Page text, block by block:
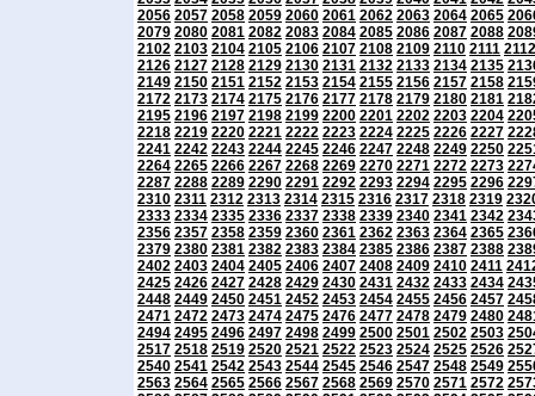
2056 2057 2058 2059 2060 2061 2062 2063 2064 2065
2079 2080 2081 2082 2083 2084 2085 2086 2087 2088
2102 2103 2104 2105 2106 2107 2108 2109 2110 2111 2112
2126 2127 2128 2129 2130 2131 2132 2133 2134 2135
2149 2150 2151 2152 2153 2154 2155 2156 2157 2158
2172 2173 2174 2175 2176 2177 2178 2179 2180 2181
2195 2196 2197 2198 2199 2200 2201 2202 2203 2204
2218 2219 2220 2221 2222 2223 2224 2225 2226 2227
2241 2242 2243 2244 2245 2246 2247 2248 2249 2250
2264 2265 2266 2267 2268 2269 2270 2271 2272 2273
2287 2288 2289 2290 2291 2292 2293 2294 2295 2296
2310 2311 2312 2313 2314 2315 2316 2317 2318 2319
2333 2334 2335 2336 2337 2338 2339 2340 2341 2342
2356 2357 2358 2359 2360 2361 2362 2363 2364 2365
2379 2380 2381 2382 2383 2384 2385 2386 2387 2388
2402 2403 2404 2405 2406 2407 2408 2409 2410 2411
2425 2426 2427 2428 2429 2430 2431 2432 2433 2434
2448 2449 2450 2451 2452 2453 2454 2455 2456 2457
2471 2472 2473 2474 2475 2476 2477 2478 2479 2480
2494 2495 2496 2497 2498 2499 2500 2501 2502 2503
2517 2518 2519 2520 2521 2522 2523 2524 2525 2526
2540 2541 2542 2543 2544 2545 2546 2547 2548 2549
2563 2564 2565 2566 2567 2568 2569 2570 2571 2572